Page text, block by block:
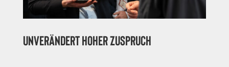
Unverändert hoher zuspruch